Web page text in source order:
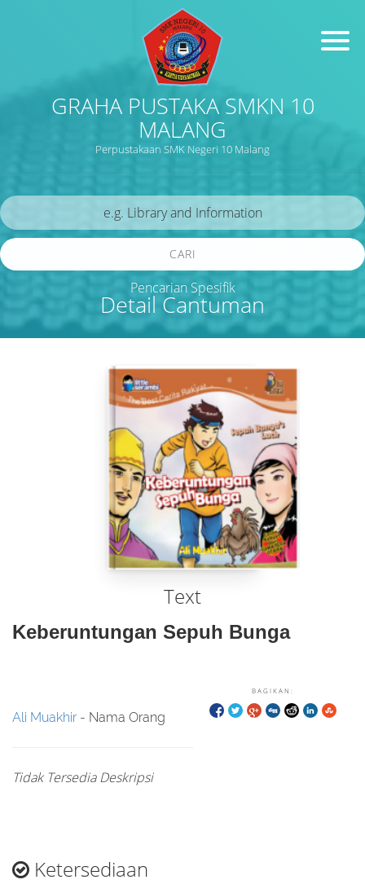
GRAHA PUSTAKA SMKN 10
MALANG
Perpustakaan SMK Negeri 10 Malang
Detail Cantuman
CARI
Pencarian Spesifik
Text
Keberuntungan Sepuh Bunga
BAGIKAN:
Ali Muakhir- Nama Orang
Tidak Tersedia Deskripsi
Ketersediaan